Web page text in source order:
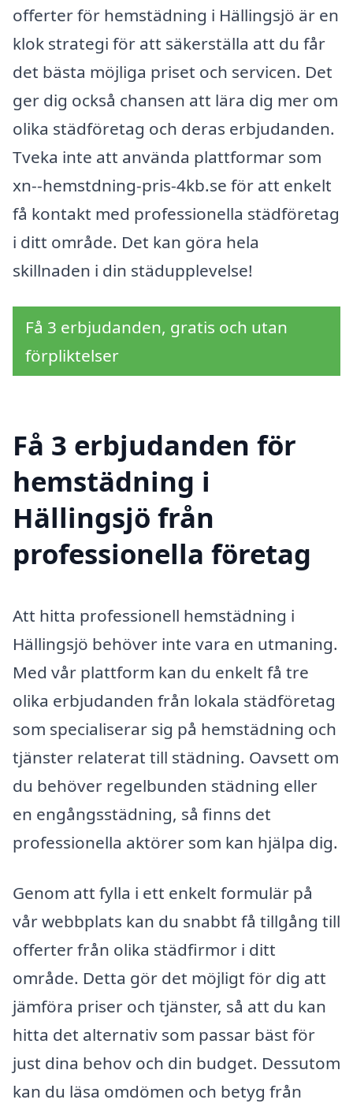
offerter för hemstädning i Hällingsjö är en
klok strategi för att säkerställa att du får
det bästa möjliga priset och servicen. Det
ger dig också chansen att lära dig mer om
olika städföretag och deras erbjudanden.
Tveka inte att använda plattformar som
xn--hemstdning-pris-4kb.se för att enkelt
få kontakt med professionella städföretag
i ditt område. Det kan göra hela
skillnaden i din städupplevelse!
Få 3 erbjudanden, gratis och utan
förpliktelser
Få 3 erbjudanden för
hemstädning i
Hällingsjö från
professionella företag
Att hitta professionell hemstädning i
Hällingsjö behöver inte vara en utmaning.
Med vår plattform kan du enkelt få tre
olika erbjudanden från lokala städföretag
som specialiserar sig på hemstädning och
tjänster relaterat till städning. Oavsett om
du behöver regelbunden städning eller
en engångsstädning, så finns det
professionella aktörer som kan hjälpa dig.
Genom att fylla i ett enkelt formulär på
vår webbplats kan du snabbt få tillgång till
offerter från olika städfirmor i ditt
område. Detta gör det möjligt för dig att
jämföra priser och tjänster, så att du kan
hitta det alternativ som passar bäst för
just dina behov och din budget. Dessutom
kan du läsa omdömen och betyg från